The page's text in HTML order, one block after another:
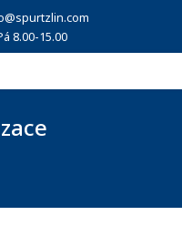
8.00-15.00